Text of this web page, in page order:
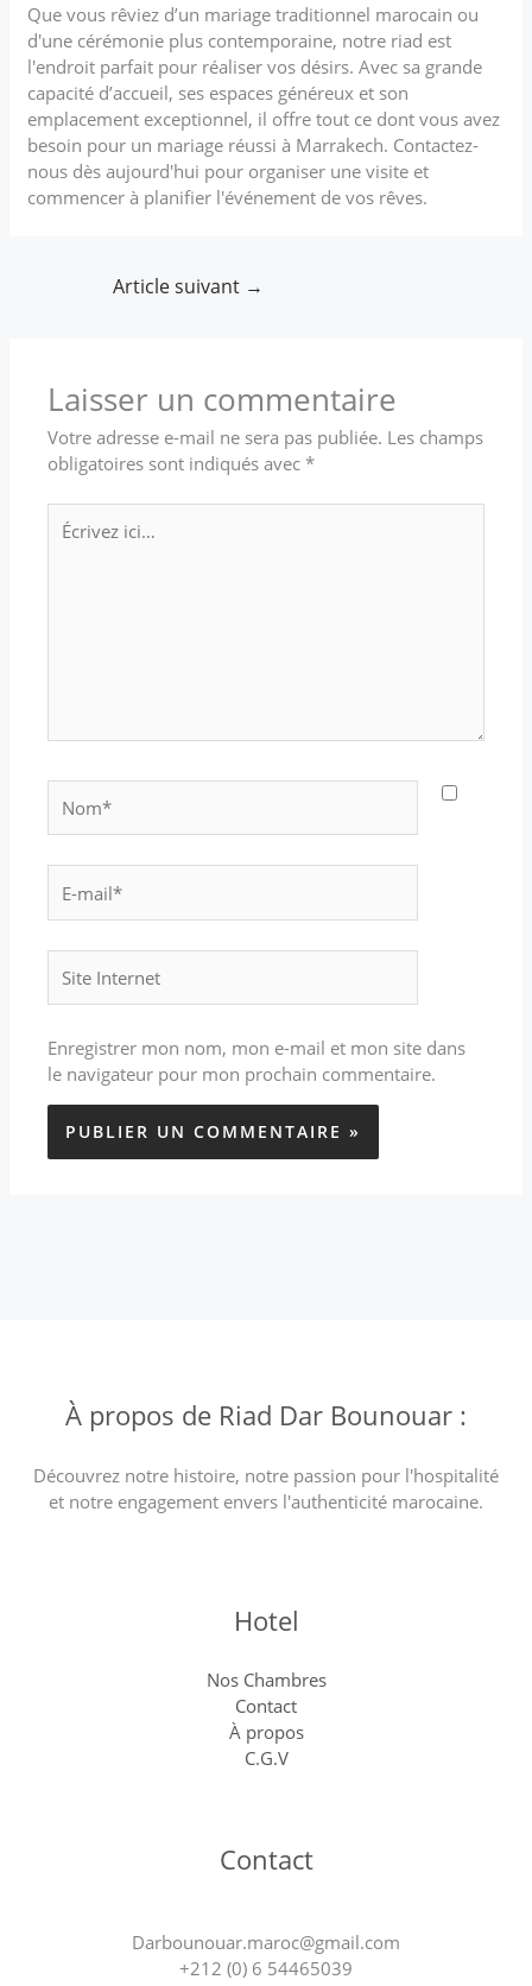
Que vous rêviez d’un mariage traditionnel marocain ou
d'une cérémonie plus contemporaine, notre riad est
l'endroit parfait pour réaliser vos désirs. Avec sa grande
capacité d’accueil, ses espaces généreux et son
emplacement exceptionnel, il offre tout ce dont vous avez
besoin pour un mariage réussi à Marrakech. Contactez-
nous dès aujourd'hui pour organiser une visite et
commencer à planifier l'événement de vos rêves.
Article suivant →
Laisser un commentaire
Votre adresse e-mail ne sera pas publiée. Les champs
obligatoires sont indiqués avec*
ici…
mail*
Internet
Enregistrer mon nom, mon e-mail et mon site dans
le navigateur pour mon prochain commentaire.
À propos de Riad Dar Bounouar :
Découvrez notre histoire, notre passion pour l'hospitalité
et notre engagement envers l'authenticité marocaine.
Hotel
Nos Chambres
Contact
À propos
C.G.V
Contact
Darbounouar.maroc@gmail.com
+212 (0) 6 54465039